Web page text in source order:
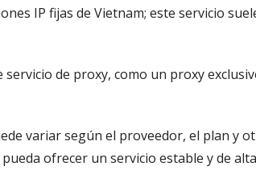
IP fijas de Vietnam; este servicio
de proxy, como un proxy
variar según el proveedor, el plan y
ofrecer un servicio estable y de